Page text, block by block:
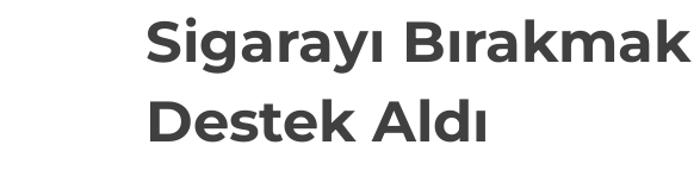
Sigarayı
Destek Aldı